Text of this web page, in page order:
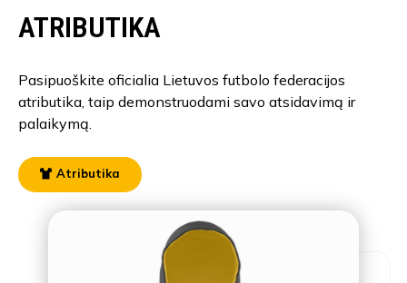
ATRIBUTIKA
Pasipuoškite oficialia Lietuvos futbolo federacijos
atributika, taip demonstruodami savo atsidavimą ir
palaikymą.
Atributika